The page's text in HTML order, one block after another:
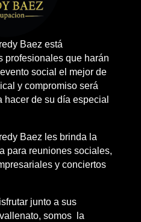
Baez está
profesionales que harán
social el mejor de
y compromiso será
de su día especial
Baez les brinda la
para reuniones sociales,
y conciertos
junto a sus
somos la